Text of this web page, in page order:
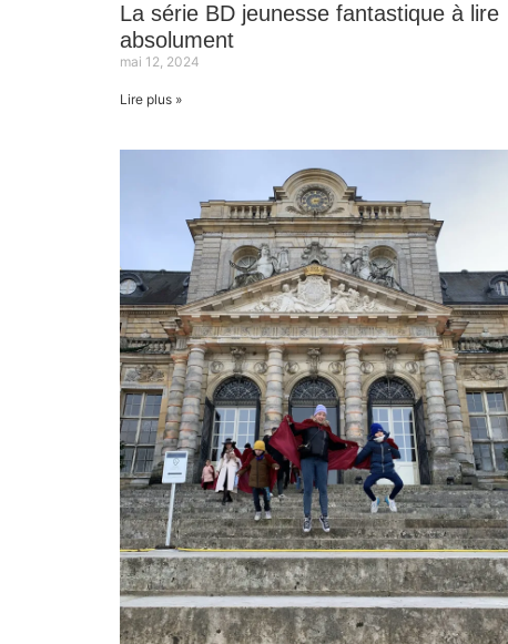
La série BD jeunesse fantastique à lire
absolument
mai 12, 2024
Lire plus »